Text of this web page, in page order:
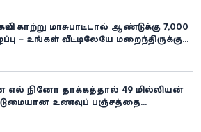
காற்று மாசுபாட்டால் ஆண்டுக்கு 7,000
– உங்கள் வீட்டிலேயே மறைந்திருக்கும்
எல் நினோ தாக்கத்தால் 49 மில்லியன்
உணவுப் பஞ்சத்தை